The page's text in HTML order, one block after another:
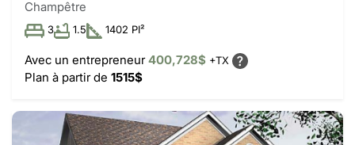
Champêtre
3 1.5 1402 PI²
Avec un entrepreneur400,728$ +TX
Plan à partir de 1515$